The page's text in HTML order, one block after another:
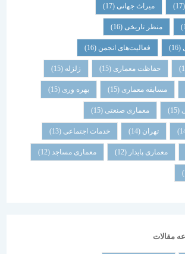
میراث جهانی(17)
تاریخی (16)
فعالیت‌های انجمن(16)
حفاظت معماری (15) زلزله
معماری (15) بهره وری(15)
معماری صنعتی(15)
تهران خدمات اجتماعی (13)
پایدار (12) معماری مساجد(12)